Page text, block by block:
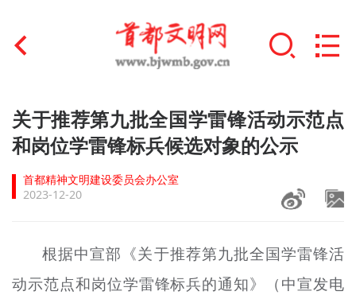
首页
文明创建
文明实践
未成年人思想道德建设
关于推荐第九批全国学雷锋活动示范点
和岗位学雷锋标兵候选对象的公示
首都精神文明建设委员会办公室
2023-12-20
根据中宣部《关于推荐第九批全国学雷锋活
动示范点和岗位学雷锋标兵的通知》（中宣发电